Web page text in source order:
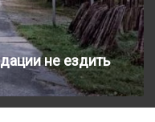
не ездить